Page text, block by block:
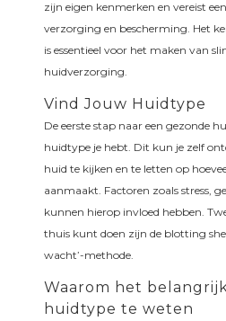
zijn eigen kenmerken en vereist
verzorging en bescherming. Het
is essentieel voor het maken van
huidverzorging.
Vind Jouw Huidtype
De eerste stap naar een gezonde
huidtype je hebt. Dit kun je zelf
huid te kijken en te letten op
aanmaakt. Factoren zoals stress,
kunnen hierop invloed hebben.
thuis kunt doen zijn de blotting
wacht’-methode.
Waarom het
huidtype te weten